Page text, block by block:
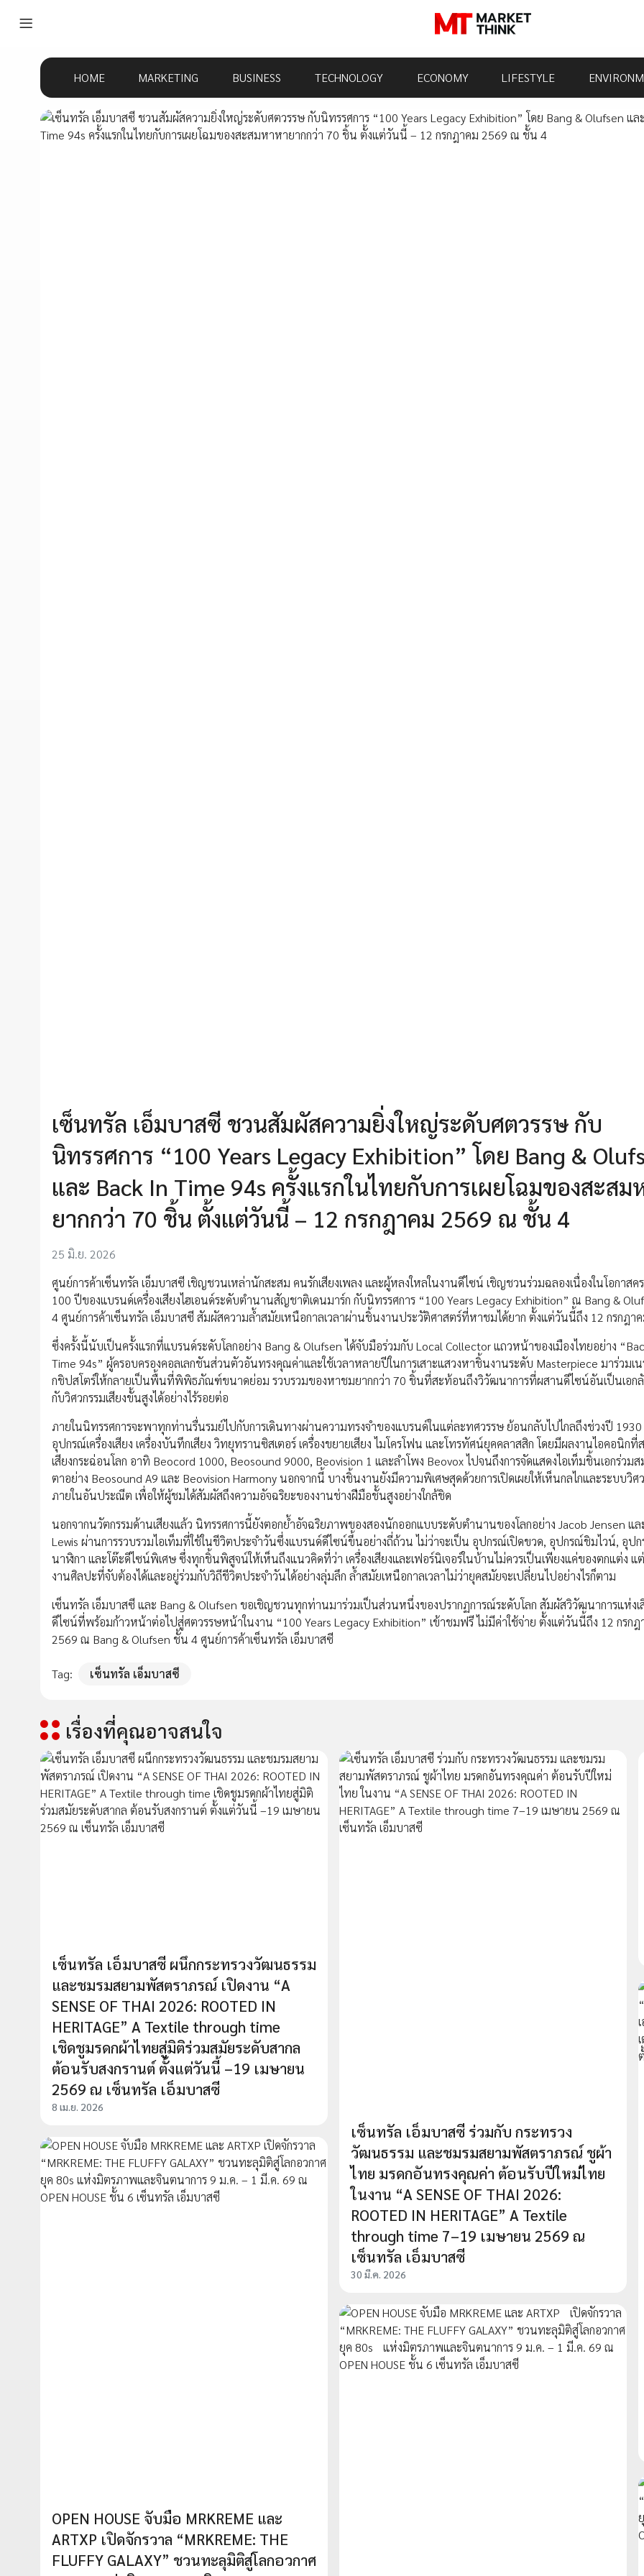
HOME MARKETING BUSINESS TECHNOLOGY ECONOMY LIFESTYLE
เซ็นทรัล เอ็มบาสซี ชวนสัมผัสความยิ่งใหญ่ระดับศตวรรษ กับ
นิทรรศการ “100 Years Legacy Exhibition” โดย Bang &
และ Back In Time 94s ครั้งแรกในไทยกับการเผยโฉมของสะสม
ยากกว่า 70 ชิ้น ตั้งแต่วันนี้ – 12 กรกฎาคม 2569 ณ ชั้น 4
25 มิ.ย. 2026
ศูนย์การค้าเซ็นทรัล เอ็มบาสซี เชิญชวนเหล่านักสะสม คนรักเสียงเพลง และผู้หลงใหลในงานดีไซน์ เชิญชวนร่วมฉลองเนื่องในโอกาสค
100 ปีของแบรนด์เครื่องเสียงไฮเอนด์ระดับตำนานสัญชาติเดนมาร์ก กับนิทรรศการ “100 Years Legacy Exhibition” ณ Bang &
4 ศูนย์การค้าเซ็นทรัล เอ็มบาสซี สัมผัสความล้ำสมัยเหนือกาลเวลาผ่านชิ้นงานประวัติศาสตร์ที่หาชมได้ยาก ตั้งแต่วันนี้ถึง 12 กรกฎา
ซึ่งครั้งนี้นับเป็นครั้งแรกที่แบรนด์ระดับโลกอย่าง Bang & Olufsen ได้จับมือร่วมกับ Local Collector แถวหน้าของเมืองไทยอย่าง
Time 94s” ผู้ครอบครองคอลเลกชันส่วนตัวอันทรงคุณค่าและใช้เวลาหลายปีในการเสาะแสวงหาชิ้นงานระดับ Masterpiece มาร่วมเ
กชิปสโตร์ให้กลายเป็นพื้นที่พิพิธภัณฑ์ขนาดย่อม รวบรวมของหาชมยากกว่า 70 ชิ้นที่สะท้อนถึงวิวัฒนาการที่ผสานดีไซน์อันเป็นเอก
กับวิศวกรรมเสียงขั้นสูงได้อย่างไร้รอยต่อ
ภายในนิทรรศการจะพาทุกท่านรื่นรมย์ไปกับการเดินทางผ่านความทรงจำของแบรนด์ในแต่ละทศวรรษ ย้อนกลับไปไกลถึงช่วงปี
อุปกรณ์เครื่องเสียง เครื่องบันทึกเสียง วิทยุทรานซิสเตอร์ เครื่องขยายเสียง ไมโครโฟน และโทรทัศน์ยุคคลาสสิก โดยมีผลงานไอคอนิกที่
เสียงกระฉ่อนโลก อาทิ Beocord 1000, Beosound 9000, Beovision 1 และลำโพง Beovox ไปจนถึงการจัดแสดงไอเท็มชิ้นเอกร่วม
ตาอย่าง Beosound A9 และ Beovision Harmony นอกจากนี้ บางชิ้นงานยังมีความพิเศษสุดด้วยการเปิดเผยให้เห็นกลไกและระบบวิศ
ภายในอันประณีต เพื่อให้ผู้ชมได้สัมผัสถึงความอัจฉริยะของงานช่างฝีมือชั้นสูงอย่างใกล้ชิด
นอกจากนวัตกรรมด้านเสียงแล้ว นิทรรศการนี้ยังตอกย้ำอัจฉริยภาพของสองนักออกแบบระดับตำนานของโลกอย่าง Jacob Jensen แล
Lewis ผ่านการรวบรวมไอเท็มที่ใช้ในชีวิตประจำวันซึ่งแบรนด์ดีไซน์ขึ้นอย่างถี่ถ้วน ไม่ว่าจะเป็น อุปกรณ์เปิดขวด, อุปกรณ์ชิมไวน์, อุป
นาฬิกา และโต๊ะดีไซน์พิเศษ ซึ่งทุกชิ้นพิสูจน์ให้เห็นถึงแนวคิดที่ว่า เครื่องเสียงและเฟอร์นิเจอร์ในบ้านไม่ควรเป็นเพียงแค่ของตกแต่ง แ
งานศิลปะที่จับต้องได้และอยู่ร่วมกับวิถีชีวิตประจำวันได้อย่างลุ่มลึก ล้ำสมัยเหนือกาลเวลาไม่ว่ายุคสมัยจะเปลี่ยนไปอย่างไรก็ตาม
เซ็นทรัล เอ็มบาสซี และ Bang & Olufsen ขอเชิญชวนทุกท่านมาร่วมเป็นส่วนหนึ่งของปรากฏการณ์ระดับโลก สัมผัสวิวัฒนาการแห่งเ
ดีไซน์ที่พร้อมก้าวหน้าต่อไปสู่ศตวรรษหน้าในงาน “100 Years Legacy Exhibition” เข้าชมฟรี ไม่มีค่าใช้จ่าย ตั้งแต่วันนี้ถึง 12 กรกฎ
2569 ณ Bang & Olufsen ชั้น 4 ศูนย์การค้าเซ็นทรัล เอ็มบาสซี
Tag: เซ็นทรัล เอ็มบาสซี
เรื่องที่คุณอาจสนใจ
เซ็นทรัล เอ็มบาสซี ผนึกกระทรวงวัฒนธรรม
และชมรมสยามพัสตราภรณ์ เปิดงาน “A
SENSE OF THAI 2026: ROOTED IN
HERITAGE” A Textile through time
เชิดชูมรดกผ้าไทยสู่มิติร่วมสมัยระดับสากล
ต้อนรับสงกรานต์ ตั้งแต่วันนี้ –19 เมษายน
2569 ณ เซ็นทรัล เอ็มบาสซี
8 เม.ย. 2026
เซ็นทรัล เอ็มบาสซี ร่วมกับ กระทรวง
วัฒนธรรม และชมรมสยามพัสตราภรณ์ ชูผ้า
ไทย มรดกอันทรงคุณค่า ต้อนรับปีใหม่ไทย
ในงาน “A SENSE OF THAI 2026:
ROOTED IN HERITAGE” A Textile
through time 7–19 เมษายน 2569 ณ
เซ็นทรัล เอ็มบาสซี
30 มี.ค. 2026
OPEN HOUSE จับมือ MRKREME และ
ARTXP เปิดจักรวาล “MRKREME: THE
FLUFFY GALAXY” ชวนทะลุมิติสู่โลกอวกาศ